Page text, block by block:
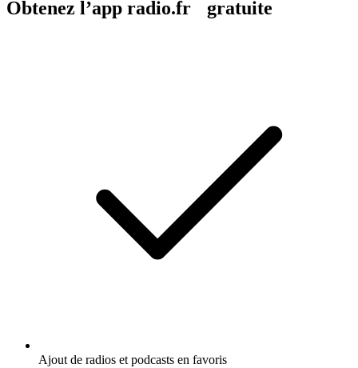
Obtenez l’app radio.fr gratuite
Ajout de radios et podcasts en favoris